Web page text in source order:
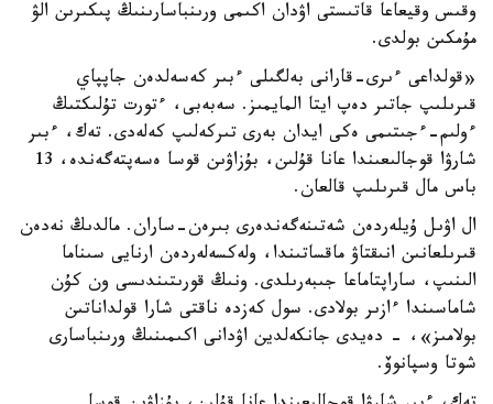
وقىس وقيعاعا قاتىستى اۋدان اكىمى ورىنباسارىنىڭ پىكىرىن الۋ
مۇمكىن بولدى.
«قولداعى ءىرى-قارانى بەلگىلى ءبىر كەسەلدەن جاپپاي
قىرىلىپ جاتىر دەپ ايتا المايمىز. سەبەبى، ءتورت تۇلىكتىڭ
ءولىم-ءجىتىمى ەكى ايدان بەرى تىركەلىپ كەلەدى. تەك، ءبىر
شارۋا قوجالىعىندا عانا قۇلىن، بۇزاۋىن قوسا ەسەپتەگەندە، 13
باس مال قىرىلىپ قالعان.
ال اۋىل ۇيلەردەن شەتىنەگەندەرى بىرەن-ساران. مالدىڭ نەدەن
قىرىلعانىن انىقتاۋ ماقساتىندا، ولەكسەلەردەن ارنايى سىناما
الىنىپ، ساراپتاماعا جىبەرىلدى. ونىڭ قورىتىندىسى ون كۇن
شاماسىندا ءازىر بولادى. سول كەزدە ناقتى شارا قولداناتىن
بولامىز»، - دەيدى جانكەلدين اۋدانى اكىمىنىڭ ورىنباسارى
شوتا وسپانوۆ.